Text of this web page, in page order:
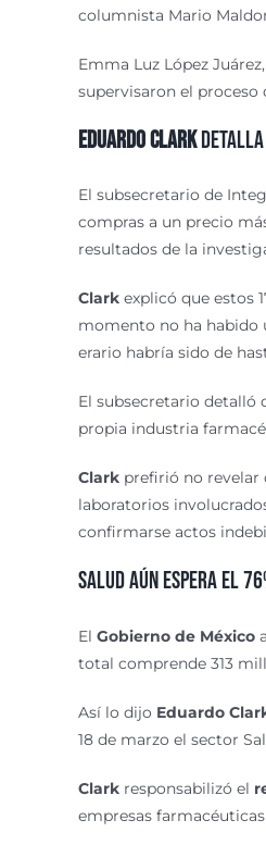
columnista Mario
Emma Luz López
supervisaron el proceso
Eduardo Clarkdetalla
El subsecretario de
compras a un precio
resultados de la
Clark explicó que estos
momento no ha habido
erario habría sido de
El subsecretario detalló
propia industria
Clark prefirió no revelar
laboratorios
confirmarse actos
Salud aún espera el
El Gobierno de México
total comprende 313
Así lo dijo Eduardo
18 de marzo el sector
Clark responsabilizó el
empresas